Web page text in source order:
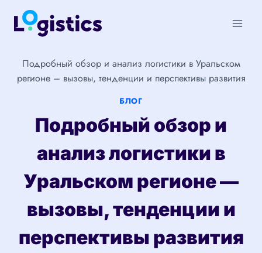
Перейти
Подробный обзор и анализ логистики в Уральском
регионе – вызовы, тенденции и перспективы развития
БЛОГ
Подробный обзор и
анализ логистики в
Уральском регионе —
вызовы, тенденции и
перспективы развития